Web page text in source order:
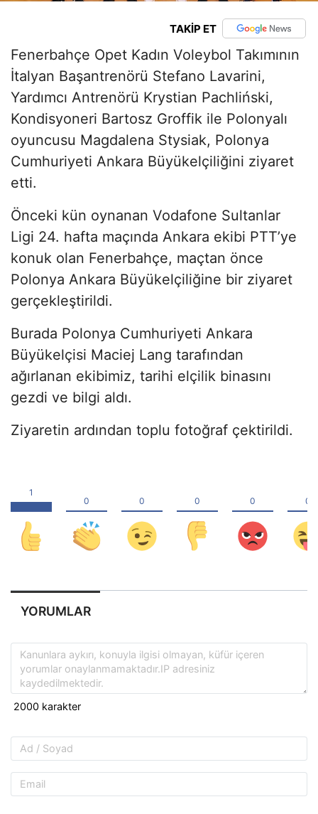
TAKİP ET
Fenerbahçe Opet Kadın Voleybol Takımının
İtalyan Başantrenörü Stefano Lavarini,
Yardımcı Antrenörü Krystian Pachliński,
Kondisyoneri Bartosz Groffik ile Polonyalı
oyuncusu Magdalena Stysiak, Polonya
Cumhuriyeti Ankara Büyükelçiliğini ziyaret
etti.
Önceki kün oynanan Vodafone Sultanlar
Ligi 24. hafta maçında Ankara ekibi PTT’ye
konuk olan Fenerbahçe, maçtan önce
Polonya Ankara Büyükelçiliğine bir ziyaret
gerçekleştirildi.
Burada Polonya Cumhuriyeti Ankara
Büyükelçisi Maciej Lang tarafından
ağırlanan ekibimiz, tarihi elçilik binasını
gezdi ve bilgi aldı.
Ziyaretin ardından toplu fotoğraf çektirildi.
YORUMLAR